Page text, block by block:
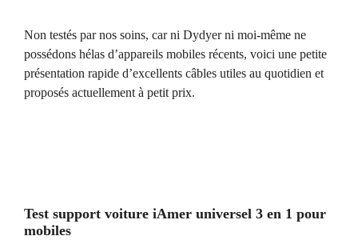
Non testés par nos soins, car ni Dydyer ni moi-même ne
possédons hélas d’appareils mobiles récents, voici une petite
présentation rapide d’excellents câbles utiles au quotidien et
proposés actuellement à petit prix.
Test support voiture iAmer universel 3 en 1 pour
mobiles